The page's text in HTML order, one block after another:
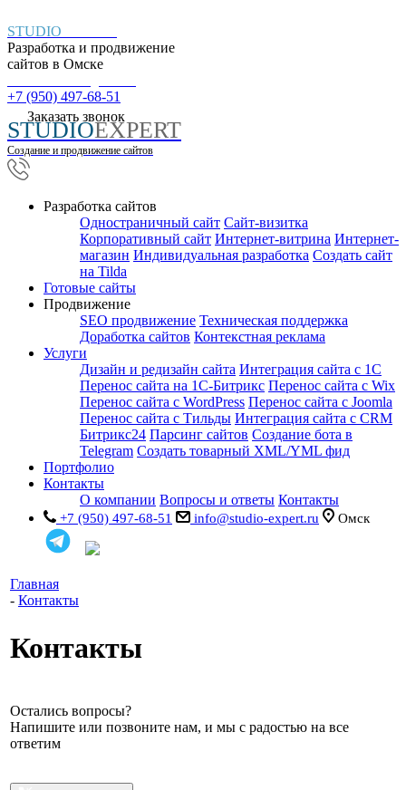
STUDIO
Разработка и продвижение
сайтов в Омске
+7 (950) 497-68-51
Заказать звонок
STUDIOEXPERT
Создание и продвижение сайтов
Разработка сайтов
Одностраничный сайт Cайт-визитка
Корпоративный сайт Интернет-витрина Интернет-
магазин Индивидуальная разработка Создать сайт
на Tilda
Готовые сайты
Продвижение
SEO продвижение Техническая поддержка
Доработка сайтов Контекстная реклама
Услуги
Дизайн и редизайн сайта Интеграция сайта с 1С
Перенос сайта на 1С-Битрикс Перенос сайта с Wix
Перенос сайта с WordPress Перенос сайта с Joomla
Перенос сайта с Тильды Интеграция сайта с CRM
Битрикс24 Парсинг сайтов Создание бота в
Telegram Создать товарный XML/YML фид
Портфолио
Контакты
О компании Вопросы и ответы Контакты
+7 (950) 497-68-51 info@studio-expert.ru Омск
Главная
- Контакты
Контакты
Остались вопросы?
Напишите или позвоните нам, и мы с радостью на все
ответим